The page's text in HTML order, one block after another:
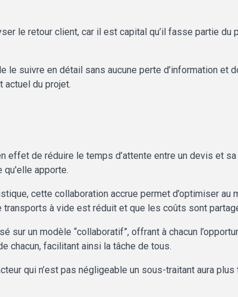
le retour client, car il est capital qu’il fasse partie du
suivre en détail sans aucune perte d’information et
actuel du projet.
de réduire le temps d’attente entre un devis et
qu'elle apporte.
cette collaboration accrue permet d’optimiser au
à vide est réduit et que les coûts sont
un modèle “collaboratif”, offrant à chacun
chacun, facilitant ainsi la tâche de tous.
qui n’est pas négligeable un sous-traitant aura